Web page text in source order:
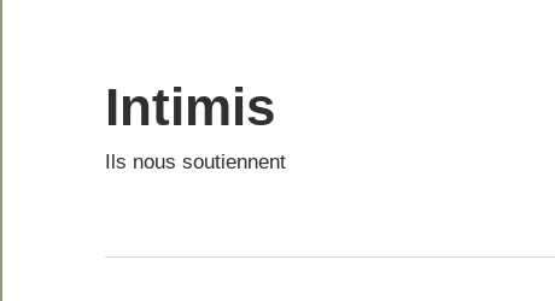
content
Intimis
Ils nous soutiennent